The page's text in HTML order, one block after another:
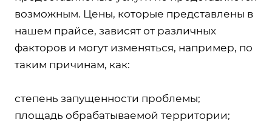
возможным. Цены, которые представлены в
нашем прайсе, зависят от различных
факторов и могут изменяться, например, по
таким причинам, как:
степень запущенности проблемы;
площадь обрабатываемой территории;